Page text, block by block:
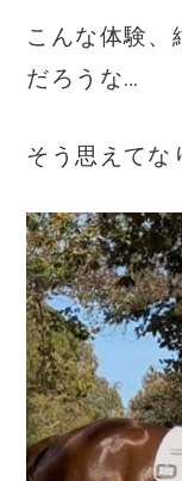
こんな体験、
だろうな…
そう思えてな